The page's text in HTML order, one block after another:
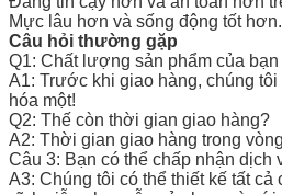
Mực lâu hơn và sống động tốt hơn.
Câu hỏi thường gặp
Q1: Chất lượng sản phẩm của
A1: Trước khi giao hàng, chúng
hóa một!
Q2: Thế còn thời gian giao hàng?
A2: Thời gian giao hàng trong
Câu 3: Bạn có thể chấp nhận dịch
A3: Chúng tôi có thể thiết kế tất cả